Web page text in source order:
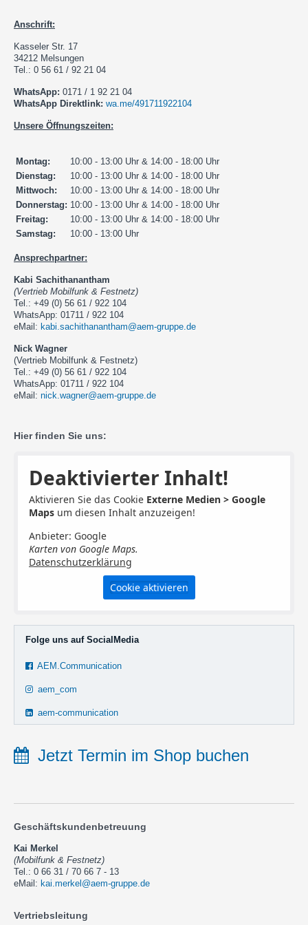
Anschrift:
Kasseler Str. 17
34212 Melsungen
Tel.: 0 56 61 / 92 21 04
WhatsApp: 0171 / 1 92 21 04
WhatsApp Direktlink: wa.me/491711922104
Unsere Öffnungszeiten:
Montag:
10:00 - 13:00 Uhr & 14:00 - 18:00 Uhr
Dienstag:
10:00 - 13:00 Uhr & 14:00 - 18:00 Uhr
Mittwoch:
10:00 - 13:00 Uhr & 14:00 - 18:00 Uhr
Donnerstag: 10:00 - 13:00 Uhr & 14:00 - 18:00 Uhr
Freitag:
10:00 - 13:00 Uhr & 14:00 - 18:00 Uhr
Samstag:
10:00 - 13:00 Uhr
Ansprechpartner:
Kabi Sachithanantham
(Vertrieb Mobilfunk & Festnetz)
Tel.: +49 (0) 56 61 / 922 104
WhatsApp: 01711 / 922 104
eMail: kabi.sachithanantham@aem-gruppe.de
Nick Wagner
(Vertrieb Mobilfunk & Festnetz)
Tel.: +49 (0) 56 61 / 922 104
WhatsApp: 01711 / 922 104
eMail: nick.wagner@aem-gruppe.de
Hier finden Sie uns:
Deaktivierter Inhalt!
Aktivieren Sie das Cookie Externe Medien > Google
Maps um diesen Inhalt anzuzeigen!
Anbieter: Google
Karten von Google Maps.
Datenschutzerklärung
Cookie aktivieren
Folge uns auf SocialMedia
AEM.Communication
aem_com
aem-communication
Jetzt Termin im Shop buchen
Geschäftskundenbetreuung
Kai Merkel
(Mobilfunk & Festnetz)
Tel.: 0 66 31 / 70 66 7 - 13
eMail: kai.merkel@aem-gruppe.de
Vertriebsleitung